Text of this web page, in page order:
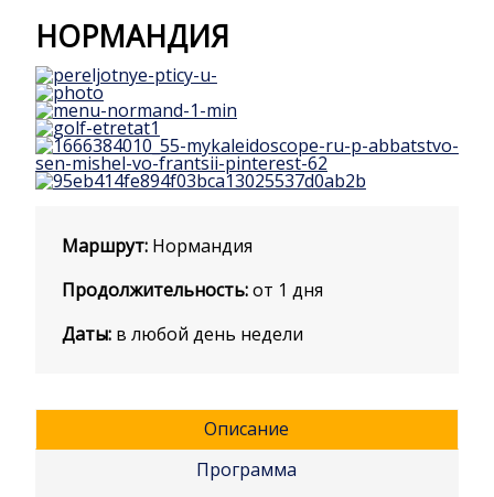
НОРМАНДИЯ
Маршрут: Нормандия
Продолжительность:от 1 дня
Даты: в любой день недели
Описание
Программа